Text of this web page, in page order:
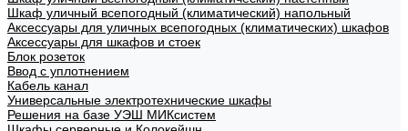
Шкаф уличный всепогодный (климатический) напольный
Аксессуары для уличных всепогодных (климатических) шкафов
Аксессуары для шкафов и стоек
Блок розеток
Ввод с уплотнением
Кабель канал
Универсальные электротехнические шкафы
Решения на базе УЭШ МИКсистем